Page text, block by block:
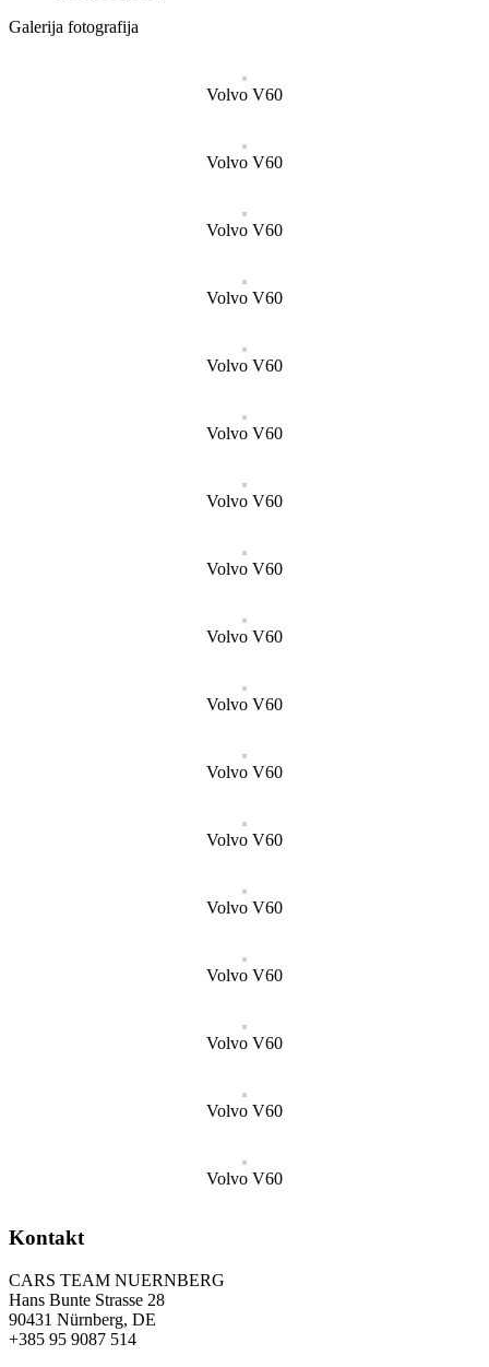
Galerija fotografija
Volvo V60
Volvo V60
Volvo V60
Volvo V60
Volvo V60
Volvo V60
Volvo V60
Volvo V60
Volvo V60
Volvo V60
Volvo V60
Volvo V60
Volvo V60
Volvo V60
Volvo V60
Volvo V60
Volvo V60
Kontakt
CARS TEAM NUERNBERG
Hans Bunte Strasse 28
90431 Nürnberg, DE
+385 95 9087 514